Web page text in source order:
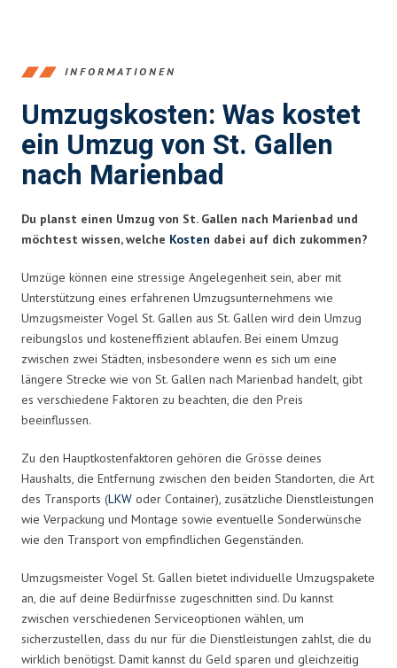
INFORMATIONEN
Umzugskosten: Was kostet
ein Umzug von St. Gallen
nach Marienbad
Du planst einen Umzug von St. Gallen nach Marienbad und
möchtest wissen, welche Kosten dabei auf dich zukommen?
Umzüge können eine stressige Angelegenheit sein, aber mit
Unterstützung eines erfahrenen Umzugsunternehmens wie
Umzugsmeister Vogel St. Gallen aus St. Gallen wird dein Umzug
reibungslos und kosteneffizient ablaufen. Bei einem Umzug
zwischen zwei Städten, insbesondere wenn es sich um eine
längere Strecke wie von St. Gallen nach Marienbad handelt, gibt
es verschiedene Faktoren zu beachten, die den Preis
beeinflussen.
Zu den Hauptkostenfaktoren gehören die Grösse deines
Haushalts, die Entfernung zwischen den beiden Standorten, die Art
des Transports (LKW oder Container), zusätzliche Dienstleistungen
wie Verpackung und Montage sowie eventuelle Sonderwünsche
wie den Transport von empfindlichen Gegenständen.
Umzugsmeister Vogel St. Gallen bietet individuelle Umzugspakete
an, die auf deine Bedürfnisse zugeschnitten sind. Du kannst
zwischen verschiedenen Serviceoptionen wählen, um
sicherzustellen, dass du nur für die Dienstleistungen zahlst, die du
wirklich benötigst. Damit kannst du Geld sparen und gleichzeitig